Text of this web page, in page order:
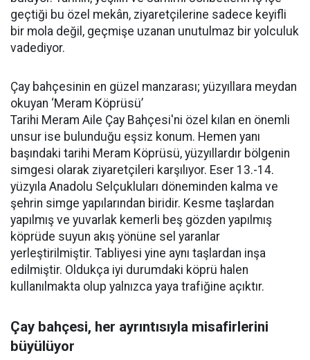
geçtiği bu özel mekân, ziyaretçilerine sadece keyifli
bir mola değil, geçmişe uzanan unutulmaz bir yolculuk
vadediyor.
Çay bahçesinin en güzel manzarası; yüzyıllara meydan
okuyan ‘Meram Köprüsü’
Tarihi Meram Aile Çay Bahçesi'ni özel kılan en önemli
unsur ise bulunduğu eşsiz konum. Hemen yanı
başındaki tarihi Meram Köprüsü, yüzyıllardır bölgenin
simgesi olarak ziyaretçileri karşılıyor. Eser 13.-14.
yüzyıla Anadolu Selçukluları döneminden kalma ve
şehrin simge yapılarından biridir. Kesme taşlardan
yapılmış ve yuvarlak kemerli beş gözden yapılmış
köprüde suyun akış yönüne sel yaranlar
yerleştirilmiştir. Tabliyesi yine aynı taşlardan inşa
edilmiştir. Oldukça iyi durumdaki köprü halen
kullanılmakta olup yalnızca yaya trafiğine açıktır.
Çay bahçesi, her ayrıntısıyla misafirlerini
büyülüyor